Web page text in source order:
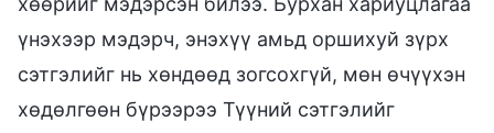
үнэхээр мэдэрч, энэхүү амьд оршихуй зүрх
сэтгэлийг нь хөндөөд зогсохгүй, мөн өчүүхэн
хөдөлгөөн бүрээрээ Түүний сэтгэлийг